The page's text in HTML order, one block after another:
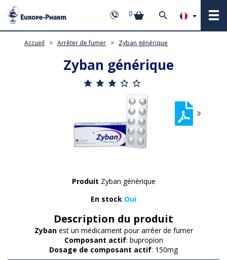
0
Accueil > Arrêter de fumer > Zyban générique
Zyban générique
Produit Zyban générique
En stock Oui
Description du produit
Zybanest un médicament pour arrêer de fumer
Composant actif: bupropion
Dosage de composant actif: 150mg